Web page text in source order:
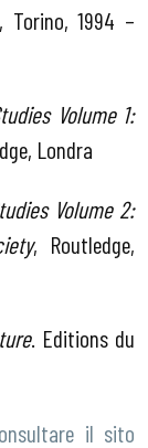
Torino, 1994 –
Volume 1:
Londra
Volume 2:
, Routledge,
. Editions du
il sito